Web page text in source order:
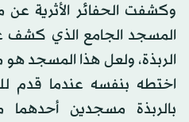
وكشفت الحفائر الأثرية
المسجد الجامع الذي كشف
الربذة، ولعل هذا المسجد
اختطه بنفسه عندما قدم
بالربذة مسجدين